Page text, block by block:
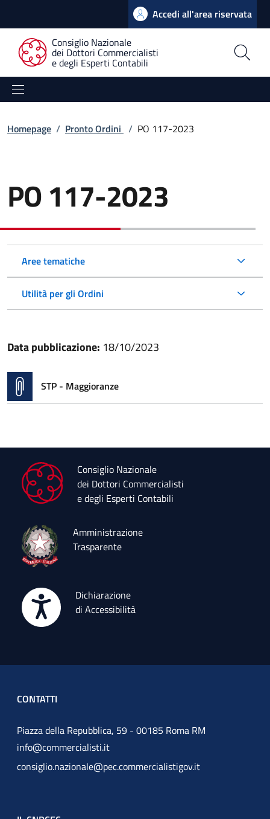
Accedi all'area riservata
Consiglio Nazionale
dei Dottori Commercialisti
e degli Esperti Contabili
Homepage / Pronto Ordini / PO 117-2023
PO 117-2023
Aree tematiche
Utilità per gli Ordini
Data pubblicazione: 18/10/2023
STP - Maggioranze
Consiglio Nazionale
dei Dottori Commercialisti
e degli Esperti Contabili
Amministrazione
Trasparente
Dichiarazione
di Accessibilità
CONTATTI
Piazza della Repubblica, 59 - 00185 Roma RM
info@commercialisti.it
consiglio.nazionale@pec.commercialistigov.it